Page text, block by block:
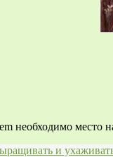
необходимо место
и